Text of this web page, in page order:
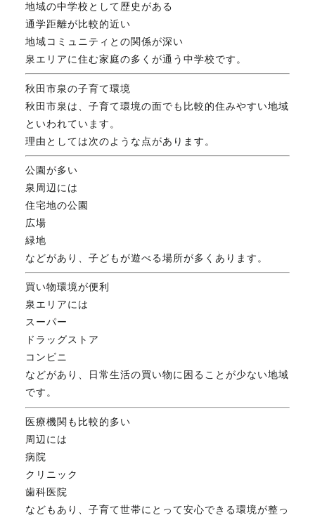
地域の中学校として歴史がある
通学距離が比較的近い
地域コミュニティとの関係が深い
泉エリアに住む家庭の多くが通う中学校です。
秋田市泉の子育て環境
秋田市泉は、子育て環境の面でも比較的住みやすい地域
といわれています。
理由としては次のような点があります。
公園が多い
泉周辺には
住宅地の公園
広場
緑地
などがあり、子どもが遊べる場所が多くあります。
買い物環境が便利
泉エリアには
スーパー
ドラッグストア
コンビニ
などがあり、日常生活の買い物に困ることが少ない地域
です。
医療機関も比較的多い
周辺には
病院
クリニック
歯科医院
などもあり、子育て世帯にとって安心できる環境が整っ